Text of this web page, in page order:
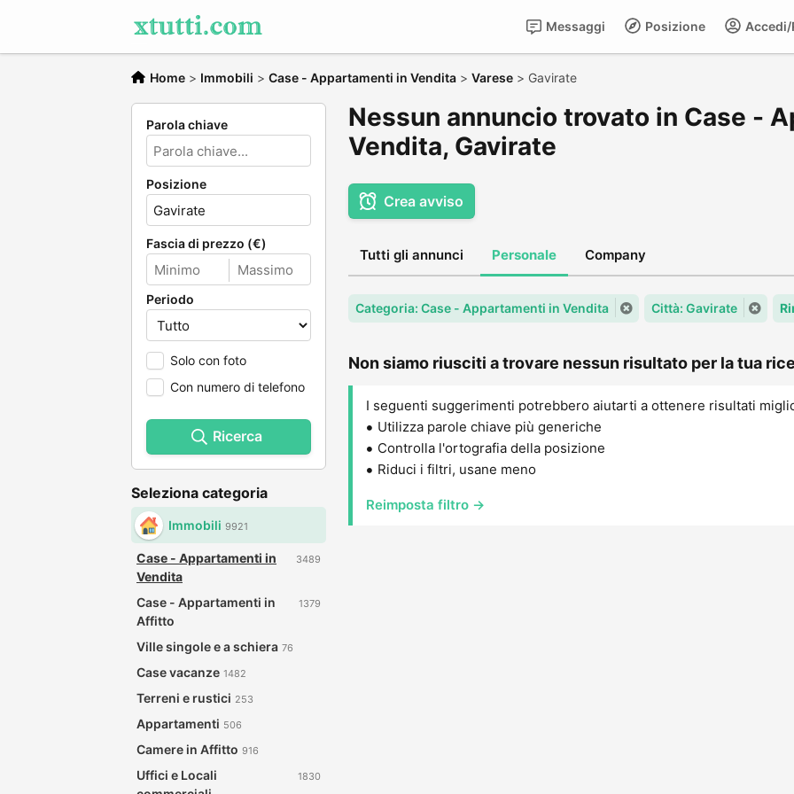
Posizione
Messaggi
Home > Immobili > Case - Appartamenti in Vendita > Varese > Gavirate
Parola chiave
Posizione
Fascia di prezzo (€)
Periodo
Solo con foto
Con numero di telefono
Ricerca
Seleziona categoria
Immobili 9921
Case - Appartamenti in
Vendita
3489
Case - Appartamenti in
Affitto
1379
Ville singole e a schiera 76
Case vacanze 1482
Terreni e rustici 253
Appartamenti 506
Camere in Affitto 916
Uffici e Locali
1830
Nessun annuncio trovato in Case -
Vendita, Gavirate
Crea avviso
Tutti gli annunci Personale Company
Categoria: Case - Appartamenti in Vendita Città: Gavirate
Non siamo riusciti a trovare nessun risultato per la tua
I seguenti suggerimenti potrebbero aiutarti a ottenere risultati
Utilizza parole chiave più generiche
Controlla l'ortografia della posizione
Riduci i filtri, usane meno
Reimposta filtro →